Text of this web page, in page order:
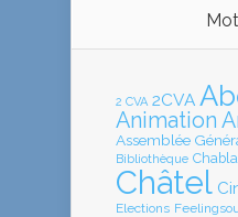
2 CVA 2CVA
Animation
Assemblée
Bibliothèque
Châtel
Elections